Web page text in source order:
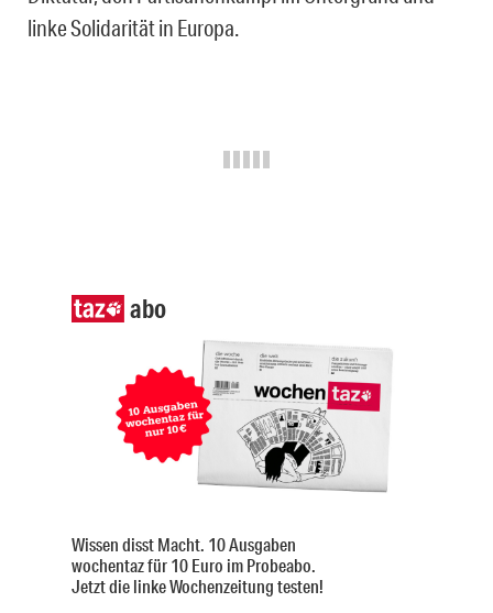
linke Solidarität in Europa.
abo
Wissen disst Macht. 10 Ausgaben
wochentaz für 10 Euro im Probeabo.
Jetzt die linke Wochenzeitung testen!